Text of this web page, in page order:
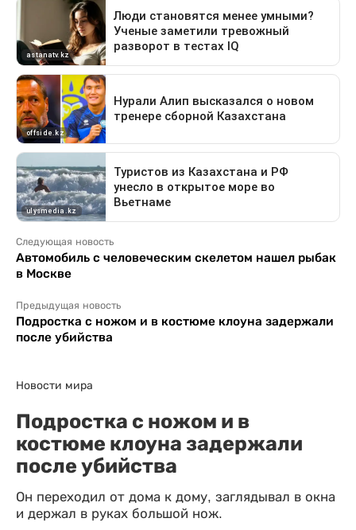
Следующая новость
Автомобиль с человеческим скелетом нашел рыбак
в Москве
Предыдущая новость
Подростка с ножом и в костюме клоуна задержали
после убийства
Новости мира
Подростка с ножом и в
костюме клоуна задержали
после убийства
Он переходил от дома к дому, заглядывал в окна
и держал в руках большой нож.